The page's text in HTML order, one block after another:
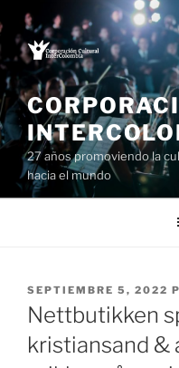
Saltar
al
contenido
27 años promoviendo la
hacia el mundo
PUBLICADO
EL
SEPTIEMBRE 5, 2022
Nettbutikken
kristiansand &